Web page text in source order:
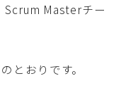
Scrum Masterチー
とおりです。